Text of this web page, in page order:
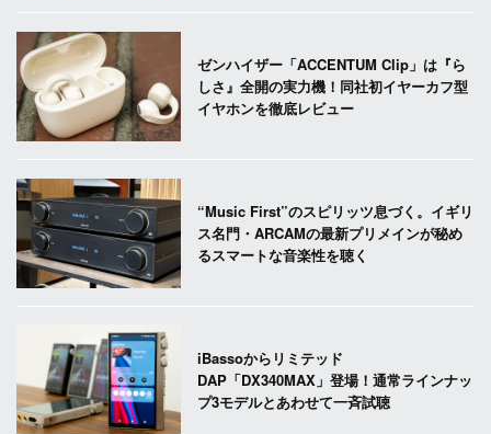
ゼンハイザー「ACCENTUM Clip」は『ら
しさ』全開の実力機！同社初イヤーカフ型
イヤホンを徹底レビュー
“Music First”のスピリッツ息づく。イギリ
ス名門・ARCAMの最新プリメインが秘め
るスマートな音楽性を聴く
iBassoからリミテッド
DAP「DX340MAX」登場！通常ラインナッ
プ3モデルとあわせて一斉試聴